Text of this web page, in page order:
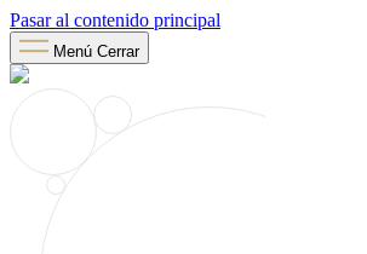
Pasar al contenido principal
Menú Cerrar